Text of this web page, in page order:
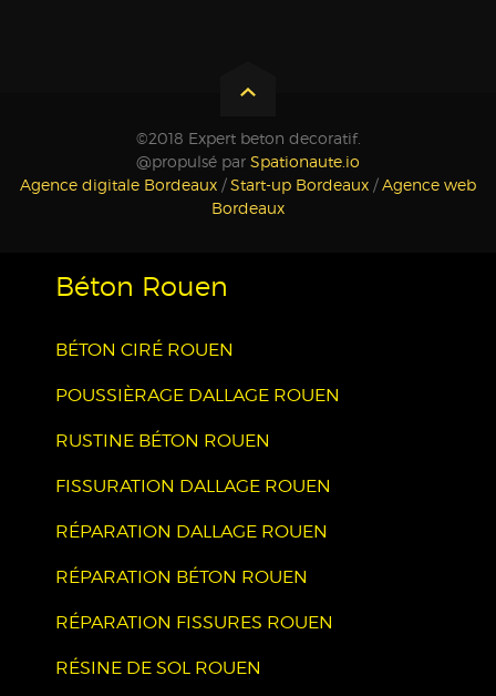
©2018 Expert beton decoratif.
@propulsé par Spationaute.io
Agence digitale Bordeaux /Start-up Bordeaux /Agence web
Bordeaux
Béton Rouen
BÉTON CIRÉ ROUEN
POUSSIÈRAGE DALLAGE ROUEN
RUSTINE BÉTON ROUEN
FISSURATION DALLAGE ROUEN
RÉPARATION DALLAGE ROUEN
RÉPARATION BÉTON ROUEN
RÉPARATION FISSURES ROUEN
RÉSINE DE SOL ROUEN